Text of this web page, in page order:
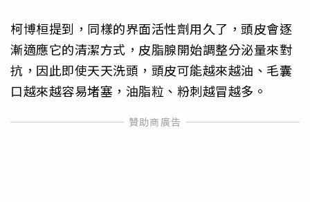
柯博桓提到，同樣的界面活性劑用久了，頭皮會逐
漸適應它的清潔方式，皮脂腺開始調整分泌量來對
抗，因此即使天天洗頭，頭皮可能越來越油、毛囊
口越來越容易堵塞，油脂粒、粉刺越冒越多。